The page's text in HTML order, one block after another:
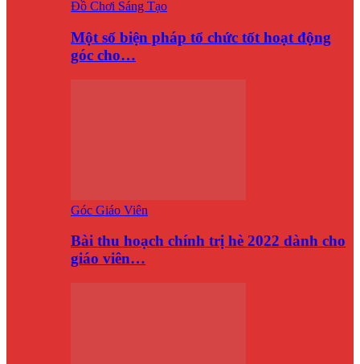
Đồ Chơi Sáng Tạo
Một số biện pháp tổ chức tốt hoạt động
góc cho…
Góc Giáo Viên
Bài thu hoạch chính trị hè 2022 dành cho
giáo viên…